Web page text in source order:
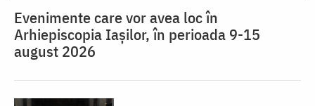
Evenimente care vor avea loc în
Arhiepiscopia Iaşilor, în perioada 9-15
august 2026